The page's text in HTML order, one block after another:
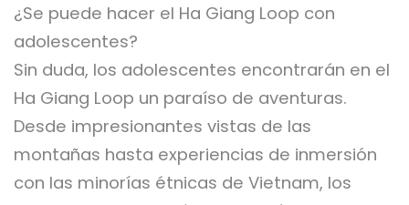
¿Se puede hacer el Ha Giang Loop con
adolescentes?
Sin duda, los adolescentes encontrarán en el
Ha Giang Loop un paraíso de aventuras.
Desde impresionantes vistas de las
montañas hasta experiencias de inmersión
con las minorías étnicas de Vietnam, los